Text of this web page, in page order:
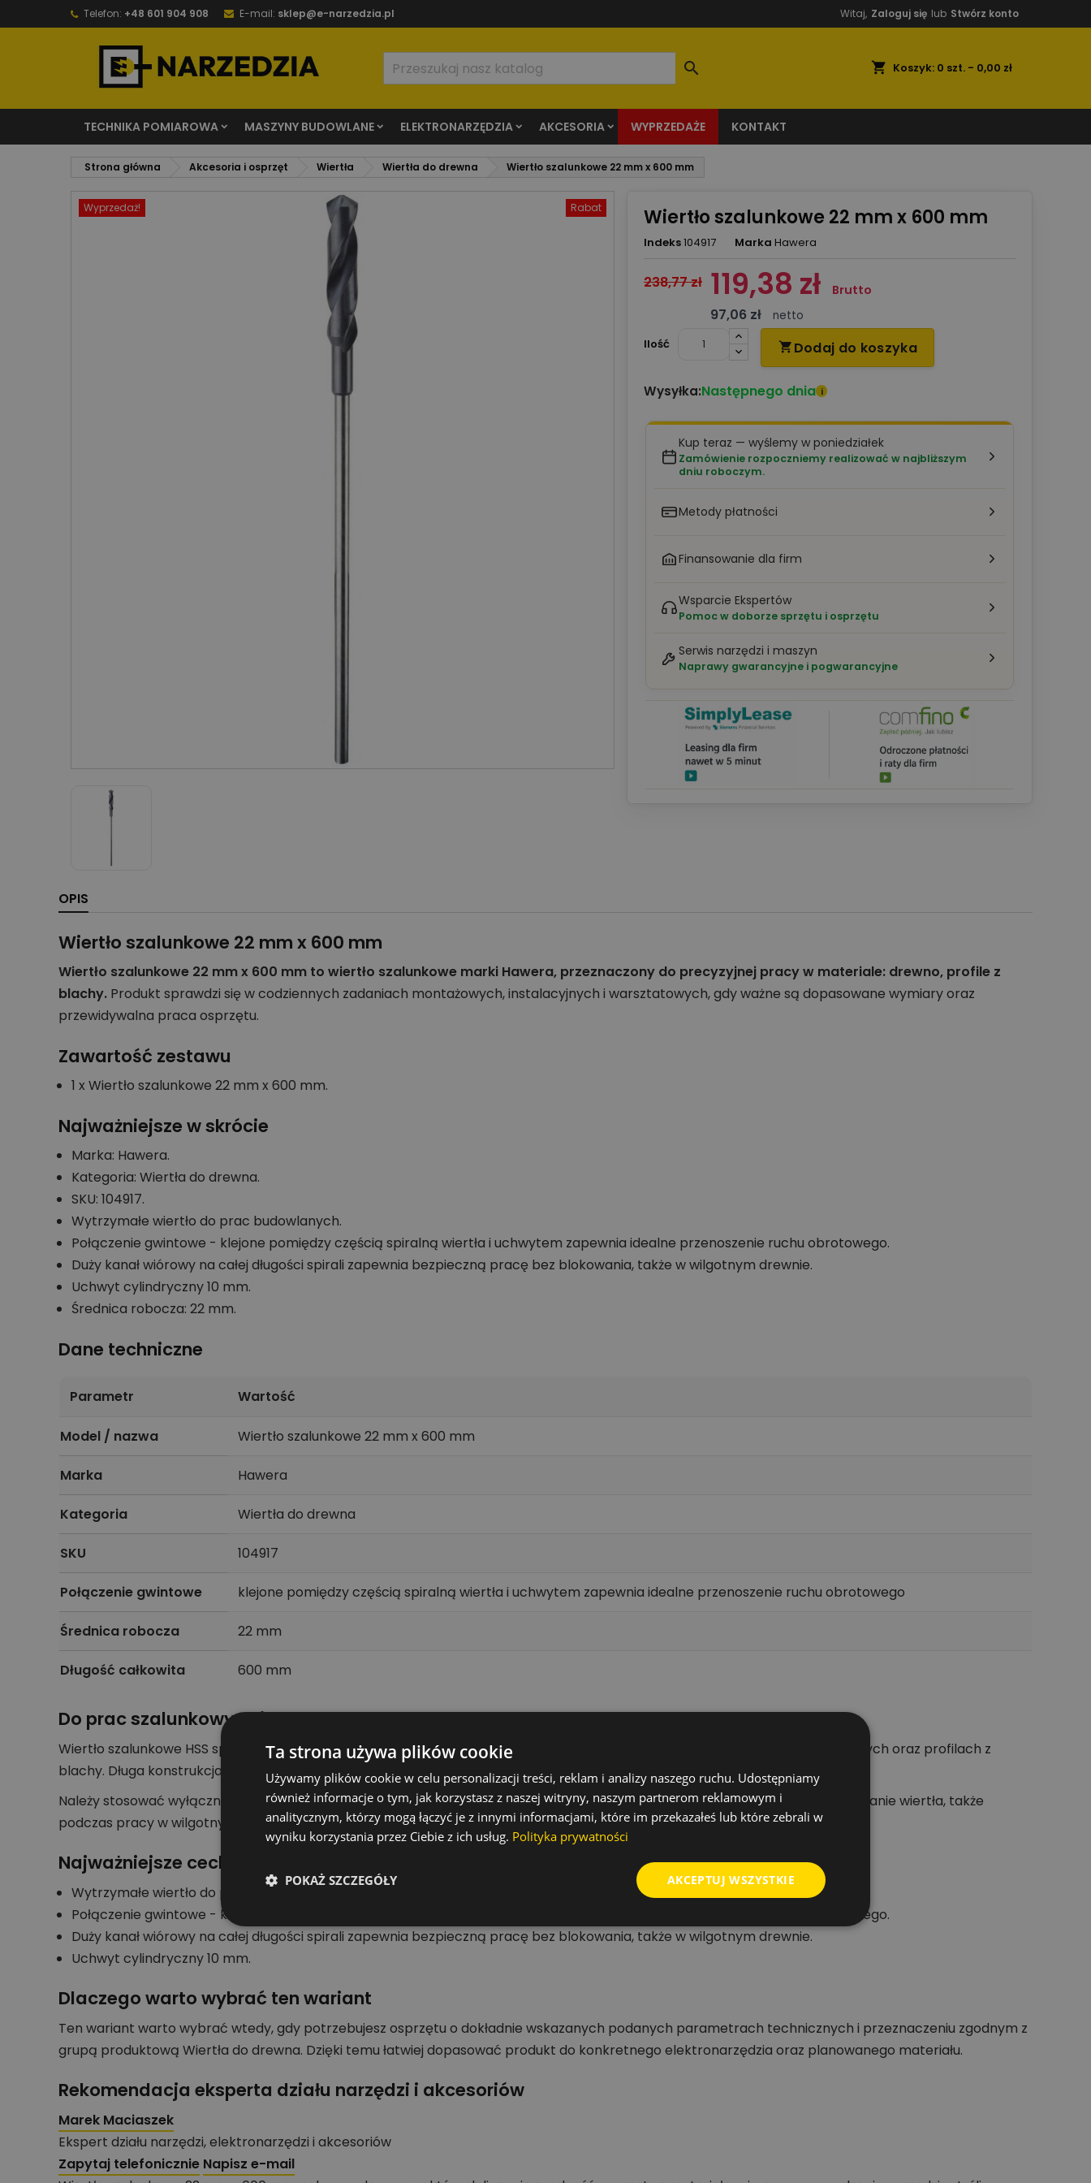
Telefon: +48 601 904 908 E-mail: sklep@e-narzedzia.pl Witaj, Zaloguj się lub Stwórz konto
shopping_cart Koszyk: 0 szt. - 0,00 zł

TECHNIKA POMIAROWA MASZYNY BUDOWLANE ELEKTRONARZĘDZIA AKCESORIA WYPRZEDAŻE KONTAKT
Strona główna Akcesoria i osprzęt Wiertła Wiertła do drewna Wiertło szalunkowe 22 mm x 600 mm
Wyprzedaż! Rabat Wiertło szalunkowe 22 mm x 600 mm
Indeks104917 Marka Hawera
238,77 zł 119,38 zł Brutto
97,06 zł
netto
Ilość
 Dodaj do koszyka
Wysyłka:Następnego dnia i
Kup teraz — wyślemy w poniedziałek
Zamówienie rozpoczniemy realizować w najbliższym
dniu roboczym.
Metody płatności
Finansowanie dla firm
Wsparcie Ekspertów
Pomoc w doborze sprzętu i osprzętu
Serwis narzędzi i maszyn
Naprawy gwarancyjne i pogwarancyjne
OPIS
Wiertło szalunkowe 22 mm x 600 mm
Wiertło szalunkowe 22 mm x 600 mm to wiertło szalunkowe marki Hawera, przeznaczony do precyzyjnej pracy w materiale: drewno, profile z
blachy. Produkt sprawdzi się w codziennych zadaniach montażowych, instalacyjnych i warsztatowych, gdy ważne są dopasowane wymiary oraz
przewidywalna praca osprzętu.
Zawartość zestawu
1 x Wiertło szalunkowe 22 mm x 600 mm.
Najważniejsze w skrócie
Marka: Hawera.
Kategoria: Wiertła do drewna.
SKU: 104917.
Wytrzymałe wiertło do prac budowlanych.
Połączenie gwintowe - klejone pomiędzy częścią spiralną wiertła i uchwytem zapewnia idealne przenoszenie ruchu obrotowego.
Duży kanał wiórowy na całej długości spirali zapewnia bezpieczną pracę bez blokowania, także w wilgotnym drewnie.
Uchwyt cylindryczny 10 mm.
Średnica robocza: 22 mm.
Dane techniczne
Parametr Wartość
Model / nazwa Wiertło szalunkowe 22 mm x 600 mm
Marka Hawera
Kategoria Wiertła do drewna
SKU 104917
Połączenie gwintowe klejone pomiędzy częścią spiralną wiertła i uchwytem zapewnia idealne przenoszenie ruchu obrotowego
Średnica robocza 22 mm
Długość całkowita 600 mm
Do prac szalunkowych i budowlanych
Wiertło szalunkowe HSS sprawdza się przy wierceniu w deskach, belkach, balach, płytach gipsowych, lekkich płytach budowlanych oraz profilach z
blachy. Długa konstrukcja ułatwia wykonywanie przelotowych otworów w elementach szalunkowych.
Należy stosować wyłącznie wiercenie obrotowe i pracę z wyłączonym udarem. Duży kanał wiórowy pomaga ograniczyć blokowanie wiertła, także
podczas pracy w wilgotnym drewnie.
Najważniejsze cechy konstrukcji
Wytrzymałe wiertło do prac budowlanych.
Połączenie gwintowe - klejone pomiędzy częścią spiralną wiertła i uchwytem zapewnia idealne przenoszenie ruchu obrotowego.
Duży kanał wiórowy na całej długości spirali zapewnia bezpieczną pracę bez blokowania, także w wilgotnym drewnie.
Uchwyt cylindryczny 10 mm.
Dlaczego warto wybrać ten wariant
Ten wariant warto wybrać wtedy, gdy potrzebujesz osprzętu o dokładnie wskazanych podanych parametrach technicznych i przeznaczeniu zgodnym z
grupą produktową Wiertła do drewna. Dzięki temu łatwiej dopasować produkt do konkretnego elektronarzędzia oraz planowanego materiału.
Rekomendacja eksperta działu narzędzi i akcesoriów
Marek Maciaszek
Ekspert działu narzędzi, elektronarzędzi i akcesoriów
Zapytaj telefonicznie Napisz e-mail
Ta strona używa plików cookie
Używamy plików cookie w celu personalizacji treści, reklam i analizy naszego ruchu. Udostępniamy
również informacje o tym, jak korzystasz z naszej witryny, naszym partnerom reklamowym i
analitycznym, którzy mogą łączyć je z innymi informacjami, które im przekazałeś lub które zebrali w
wyniku korzystania przez Ciebie z ich usług. Polityka prywatności
AKCEPTUJ WSZYSTKIE
POKAŻ SZCZEGÓŁY